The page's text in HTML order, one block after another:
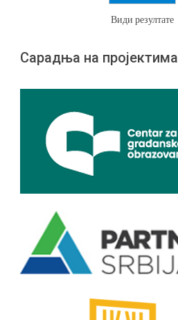
Види резултате
Сарадња на пројектима